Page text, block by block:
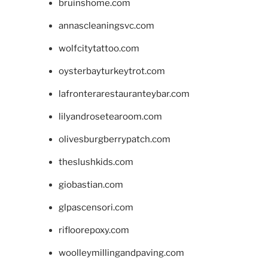
bruinshome.com
annascleaningsvc.com
wolfcitytattoo.com
oysterbayturkeytrot.com
lafronterarestauranteybar.com
lilyandrosetearoom.com
olivesburgberrypatch.com
theslushkids.com
giobastian.com
glpascensori.com
rifloorepoxy.com
woolleymillingandpaving.com